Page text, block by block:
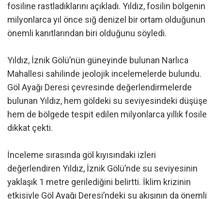
fosiline rastladıklarını açıkladı. Yıldız, fosilin bölgenin
milyonlarca yıl önce sığ denizel bir ortam olduğunun
önemli kanıtlarından biri olduğunu söyledi.
Yıldız, İznik Gölü’nün güneyinde bulunan Narlıca
Mahallesi sahilinde jeolojik incelemelerde bulundu.
Göl Ayağı Deresi çevresinde değerlendirmelerde
bulunan Yıldız, hem göldeki su seviyesindeki düşüşe
hem de bölgede tespit edilen milyonlarca yıllık fosile
dikkat çekti.
İnceleme sırasında göl kıyısındaki izleri
değerlendiren Yıldız, İznik Gölü’nde su seviyesinin
yaklaşık 1 metre gerilediğini belirtti. İklim krizinin
etkisiyle Göl Ayağı Deresi’ndeki su akışının da önemli